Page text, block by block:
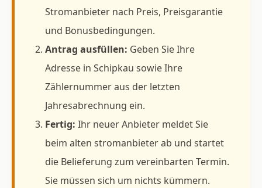
Stromanbieter nach Preis, Preisgarantie
und Bonusbedingungen.
Antrag ausfüllen: Geben Sie Ihre
Adresse in Schipkau sowie Ihre
Zählernummer aus der letzten
Jahresabrechnung ein.
Fertig: Ihr neuer Anbieter meldet Sie
beim alten stromanbieter ab und startet
die Belieferung zum vereinbarten Termin.
Sie müssen sich um nichts kümmern.